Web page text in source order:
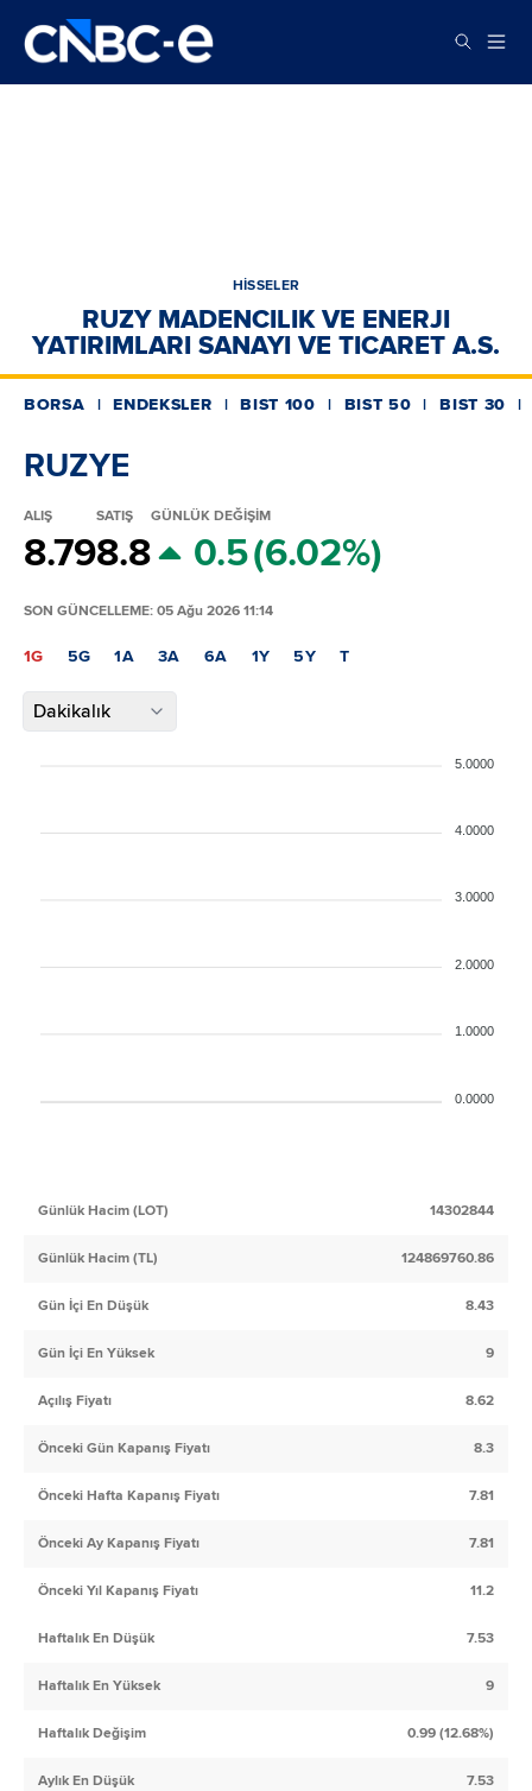
HİSSELER
RUZY MADENCILIK VE ENERJI
YATIRIMLARI SANAYI VE TICARET A.S.
BORSA ENDEKSLER BIST 100 BIST 50 BIST 30
RUZYE
ALIŞ
8.79
SATIŞ
8.8
GÜNLÜK DEĞİŞİM
0.5(6.02%)
SON GÜNCELLEME: 05 Ağu 2026 11:14
1G 5G 1A 3A 6A 1Y 5Y T
Dakikalık
5.0000
4.0000
3.0000
2.0000
1.0000
0.0000
Günlük Hacim (LOT) 14302844
Günlük Hacim (TL) 124869760.86
Gün İçi En Düşük 8.43
Gün İçi En Yüksek 9
Açılış Fiyatı 8.62
Önceki Gün Kapanış Fiyatı 8.3
Önceki Hafta Kapanış Fiyatı 7.81
Önceki Ay Kapanış Fiyatı 7.81
Önceki Yıl Kapanış Fiyatı 11.2
Haftalık En Düşük 7.53
Haftalık En Yüksek 9
Haftalık Değişim 0.99 (12.68%)
Aylık En Düşük 7.53